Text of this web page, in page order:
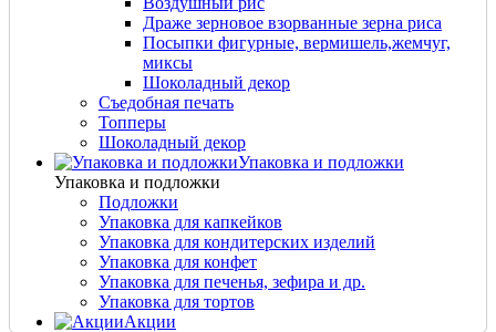
Драже зерновое взорванные зерна риса
Посыпки фигурные, вермишель,жемчуг,
миксы
Шоколадный декор
Съедобная печать
Топперы
Шоколадный декор
Упаковка и подложки
Упаковка и подложки
Подложки
Упаковка для капкейков
Упаковка для кондитерских изделий
Упаковка для конфет
Упаковка для печенья, зефира и др.
Упаковка для тортов
Акции